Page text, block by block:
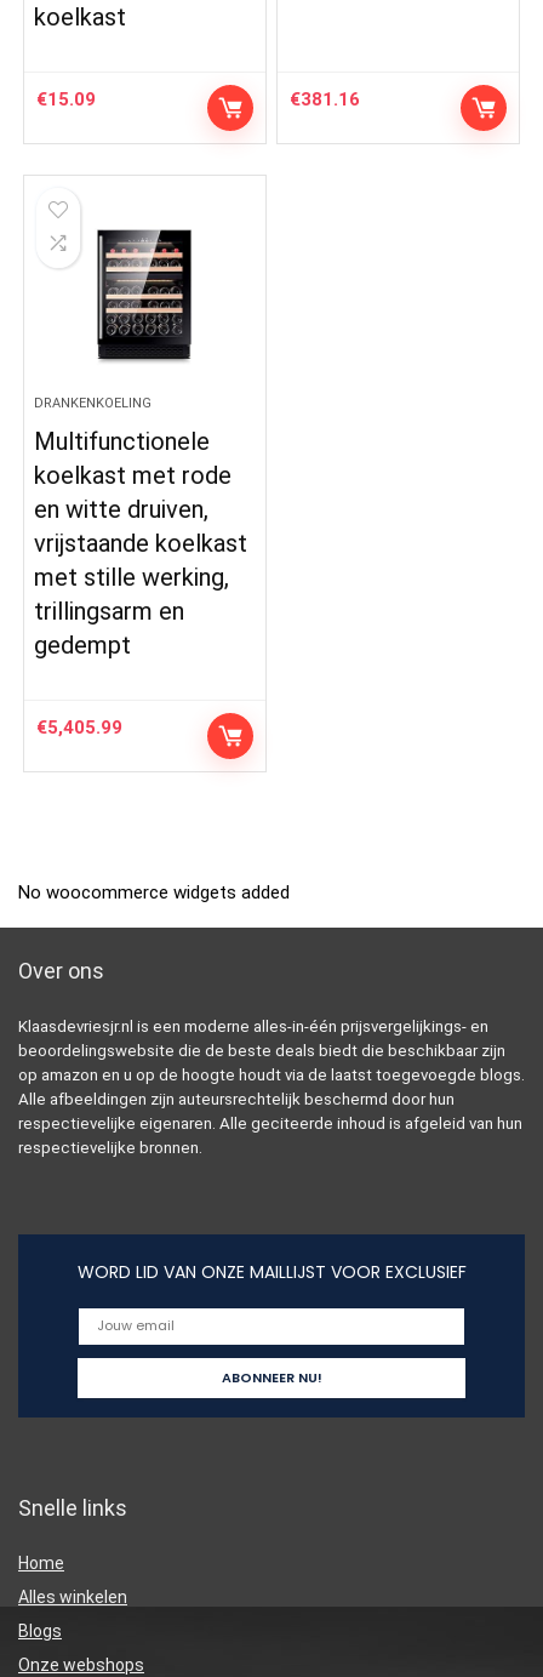
koelkast
€15.09 €381.16
DRANKENKOELING
Multifunctionele
koelkast met rode
en witte druiven,
vrijstaande koelkast
met stille werking,
trillingsarm en
gedempt
€5,405.99
No woocommerce widgets added
Over ons
Klaasdevriesjr.nl is een moderne alles-in-één prijsvergelijkings- en
beoordelingswebsite die de beste deals biedt die beschikbaar zijn
op amazon en u op de hoogte houdt via de laatst toegevoegde blogs.
Alle afbeeldingen zijn auteursrechtelijk beschermd door hun
respectievelijke eigenaren. Alle geciteerde inhoud is afgeleid van hun
respectievelijke bronnen.
WORD LID VAN ONZE MAILLIJST VOOR EXCLUSIEF
Snelle links
Home
Alles winkelen
Blogs
Onze webshops